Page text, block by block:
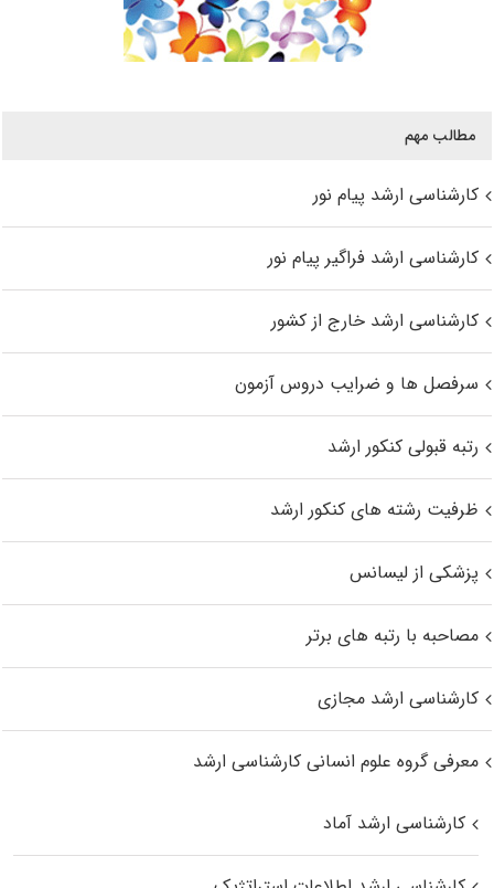
مطالب مهم
کارشناسی ارشد پیام نور
کارشناسی ارشد فراگیر پیام نور
کارشناسی ارشد خارج از کشور
سرفصل ها و ضرایب دروس آزمون
رتبه قبولی کنکور ارشد
ظرفیت رشته های کنکور ارشد
پزشکی از لیسانس
مصاحبه با رتبه های برتر
کارشناسی ارشد مجازی
معرفی گروه علوم انسانی کارشناسی ارشد
کارشناسی ارشد آماد